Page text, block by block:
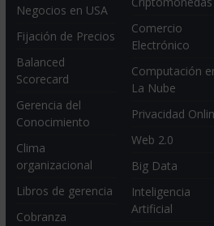
Negocios en USA
Fijación de Precios
Balanced
Scorecard
Gerencia del
Conocimiento
Clima
organizacional
Libros de gerencia
Cobranza
Comercio
Electrónico
Computación
La Nube
Privacidad
Web 2.0
Big Data
Inteligencia
Artificial